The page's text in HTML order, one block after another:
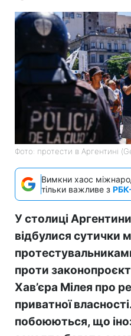
Фото: протести в Аргентині
Вимкни хаос
тільки важливе з
У столиці
відбулися сутички
проти
Хав’єра Мілея про
приватної
побоюються, що